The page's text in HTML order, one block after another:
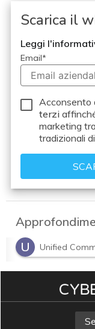
Scarica il
Leggi
Email*
Acconsento
terzi
marketing
tradizionali
U
Unified